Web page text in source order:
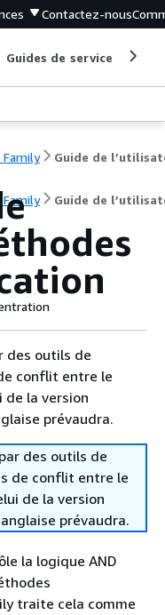
Contactez-nous
Guides de service
Family Guide de
Family Guide de
des outils de
conflit entre le
la version
prévaudra.
des outils de
de conflit entre le
de la version
prévaudra.
la logique AND
traite cela comme